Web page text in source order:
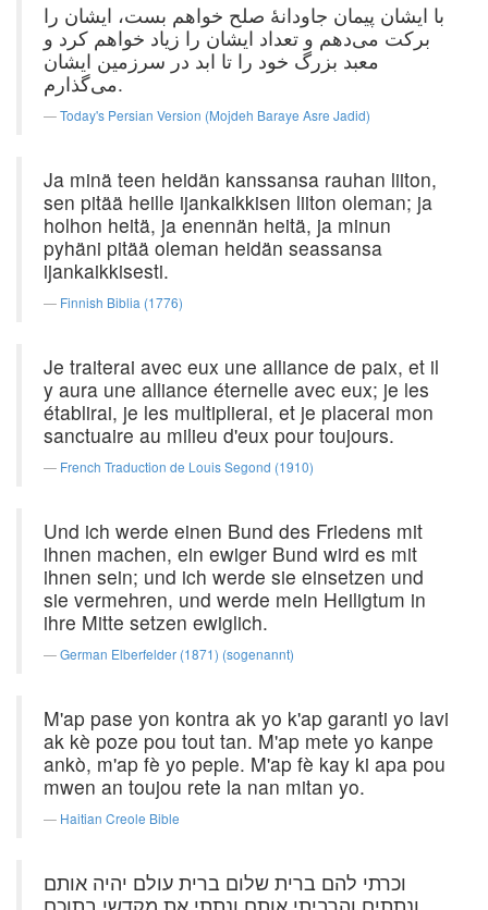
با ایشان پیمان جاودانهٔ صلح خواهم بست، ایشان را
برکت می‌دهم و تعداد ایشان را زیاد خواهم کرد و
معبد بزرگ خود را تا ابد در سرزمین ایشان
می‌گذارم.
Today's Persian Version (Mojdeh Baraye Asre Jadid)
Ja minä teen heidän kanssansa rauhan liiton,
sen pitää heille ijankaikkisen liiton oleman; ja
holhon heitä, ja enennän heitä, ja minun
pyhäni pitää oleman heidän seassansa
ijankaikkisesti.
Finnish Biblia (1776)
Je traiterai avec eux une alliance de paix, et il
y aura une alliance éternelle avec eux; je les
établirai, je les multiplierai, et je placerai mon
sanctuaire au milieu d'eux pour toujours.
French Traduction de Louis Segond (1910)
Und ich werde einen Bund des Friedens mit
ihnen machen, ein ewiger Bund wird es mit
ihnen sein; und ich werde sie einsetzen und
sie vermehren, und werde mein Heiligtum in
ihre Mitte setzen ewiglich.
German Elberfelder (1871) (sogenannt)
M'ap pase yon kontra ak yo k'ap garanti yo lavi
ak kè poze pou tout tan. M'ap mete yo kanpe
ankò, m'ap fè yo peple. M'ap fè kay ki apa pou
mwen an toujou rete la nan mitan yo.
Haitian Creole Bible
וכרתי להם ברית שלום ברית עולם יהיה אותם